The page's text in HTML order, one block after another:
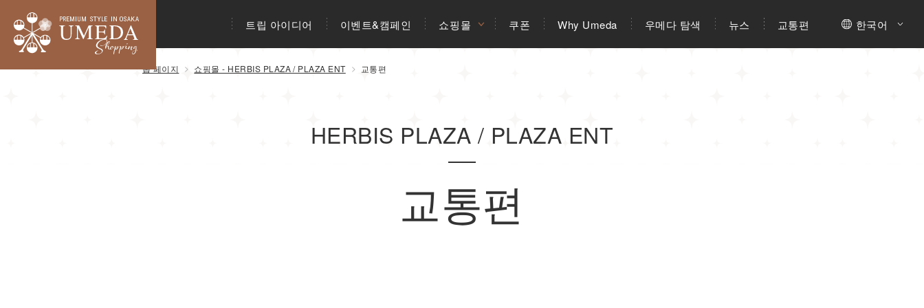
트립 아이디어 이벤트&캠페인 쇼핑몰 쿠폰 Why Umeda 우메다 탐색 뉴스 교통편 한국어
톱 페이지 쇼핑몰 - HERBIS PLAZA / PLAZA ENT 교통편
HERBIS PLAZA / PLAZA ENT
교통편